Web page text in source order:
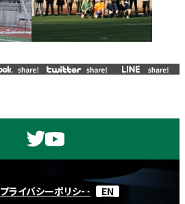
プライバシーポリシー EN